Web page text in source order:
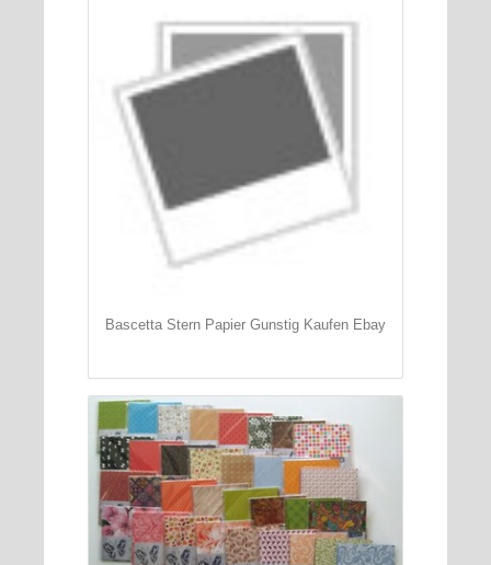
Bascetta Stern Papier Gunstig Kaufen Ebay